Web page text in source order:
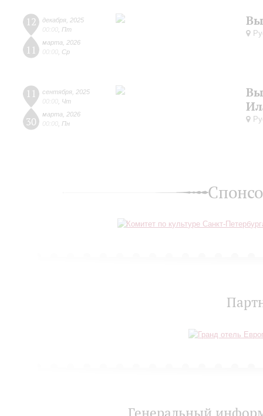
12 декабря 2025
00:00 Пт
11
марта
2026
00:00 Ср
11 сентября 2025
00:00 Чт
30
марта
2026
00:00 Пн